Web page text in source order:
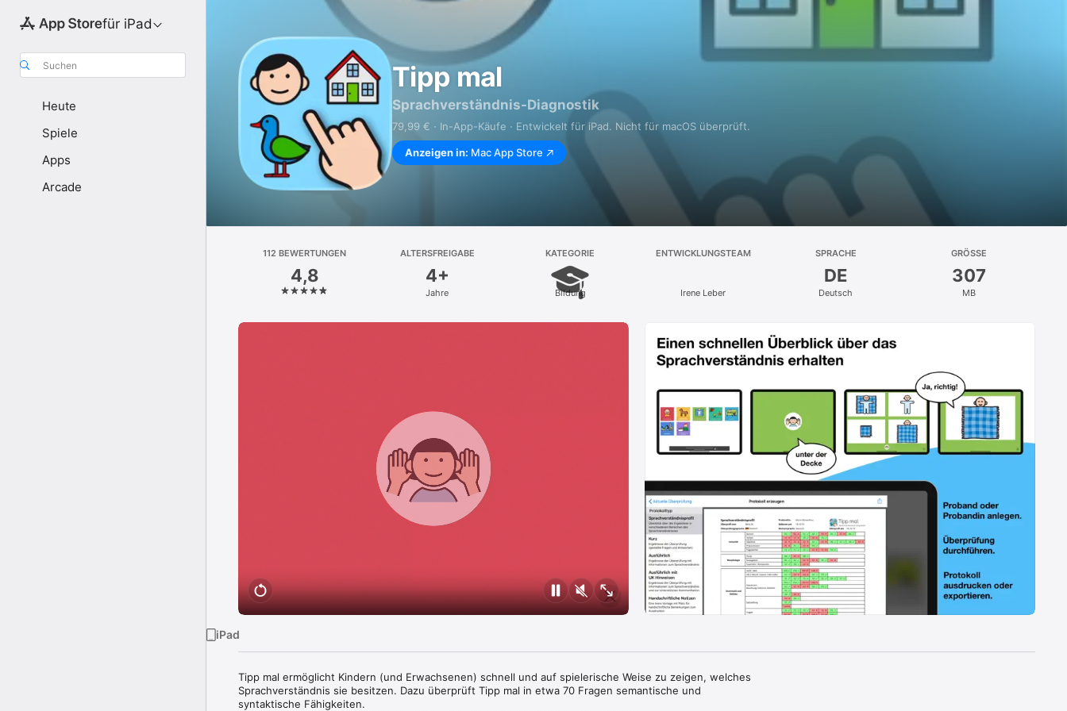
für iPad
Suchen
Heute
Spiele
Apps
Arcade
Tipp mal
Sprachverständnis-Diagnostik
79,99 € · In-App-Käufe · Entwickelt für iPad. Nicht für macOS überprüft.
Anzeigen in: Mac App Store
112 BEWERTUNGEN
4,8
ALTERSFREIGABE
4+
Jahre
KATEGORIE
Bildung
ENTWICKLUNGSTEAM
Irene Leber
SPRACHE
DE
Deutsch
GRÖSSE
307
MB
iPad
Tipp mal ermöglicht Kindern (und Erwachsenen) schnell und auf spielerische Weise zu zeigen, welches
Sprachverständnis sie besitzen. Dazu überprüft Tipp mal in etwa 70 Fragen semantische und
syntaktische Fähigkeiten.